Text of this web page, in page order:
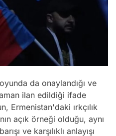
da onaylandığı ve
ilan edildiği ifade
Ermenistan'daki ırkçılık
açık örneği olduğu, aynı
ve karşılıklı anlayışı